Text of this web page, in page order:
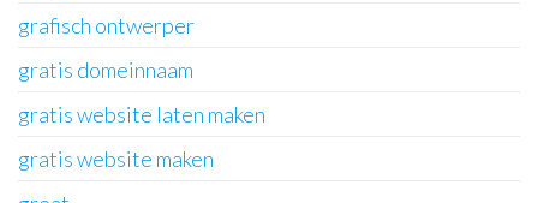
grafisch ontwerper
gratis domeinnaam
gratis website laten maken
gratis website maken